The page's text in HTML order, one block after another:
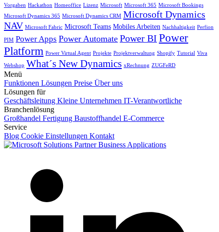
Vorgaben Hackathon Homeoffice Lizenz Microsoft Microsoft 365 Microsoft Bookings
Microsoft Dynamics 365 Microsoft Dynamics CRM Microsoft Dynamics
NAV Microsoft Fabric Microsoft Teams Mobiles Arbeiten Nachhaltigkeit Perfion
PIM Power Apps Power Automate Power BI Power
Platform Power Virtual Agent Projekte Projektverwaltung Shopify Tutorial Viva
Webshop What´s New Dynamics xRechnung ZUGFeRD
Menü
Funktionen Lösungen Preise Über uns
Lösungen für
Geschäftsleitung Kleine Unternehmen IT-Verantwortliche
Branchenlösung
Großhandel Fertigung Baustoffhandel E-Commerce
Service
Blog Cookie Einstellungen Kontakt